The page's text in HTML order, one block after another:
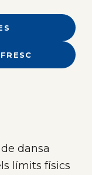
dansa
límits físics